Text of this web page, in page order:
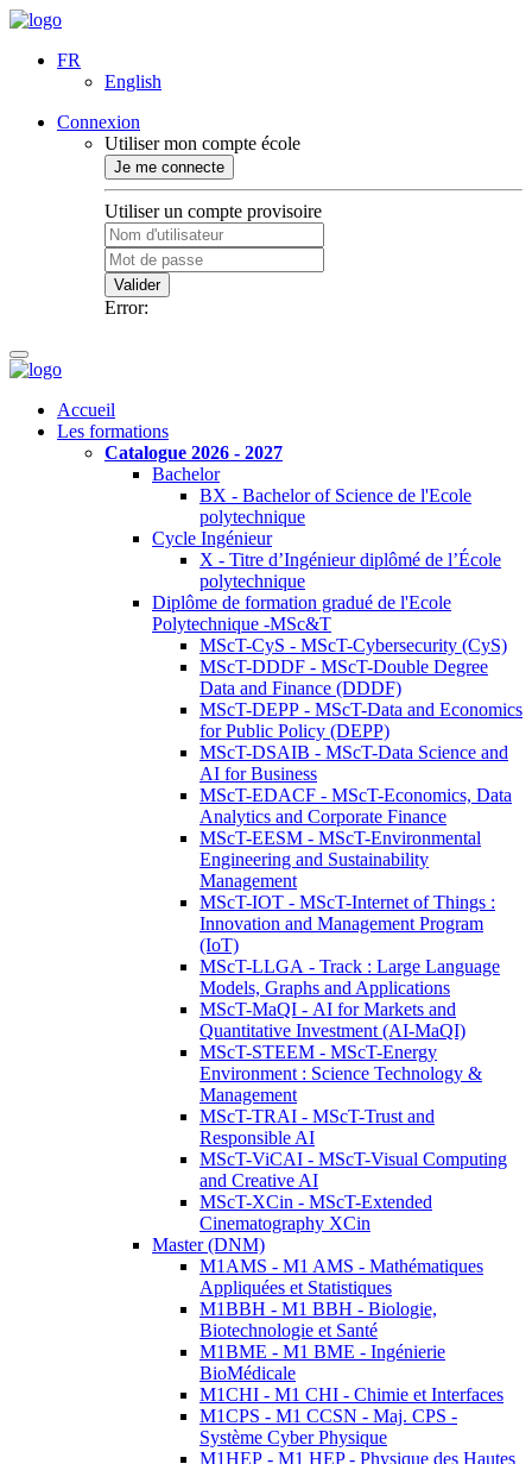
FR
English
Connexion
Utiliser mon compte école
Je me connecte
Utiliser un compte provisoire
Valider
Error:
Accueil
Les formations
Catalogue 2026 - 2027
Bachelor
BX - Bachelor of Science de l'Ecole
polytechnique
Cycle Ingénieur
X - Titre d’Ingénieur diplômé de l’École
polytechnique
Diplôme de formation gradué de l'Ecole
Polytechnique -MSc&T
MScT-CyS - MScT-Cybersecurity (CyS)
MScT-DDDF - MScT-Double Degree
Data and Finance (DDDF)
MScT-DEPP - MScT-Data and Economics
for Public Policy (DEPP)
MScT-DSAIB - MScT-Data Science and
AI for Business
MScT-EDACF - MScT-Economics, Data
Analytics and Corporate Finance
MScT-EESM - MScT-Environmental
Engineering and Sustainability
Management
MScT-IOT - MScT-Internet of Things :
Innovation and Management Program
(IoT)
MScT-LLGA - Track : Large Language
Models, Graphs and Applications
MScT-MaQI - AI for Markets and
Quantitative Investment (AI-MaQI)
MScT-STEEM - MScT-Energy
Environment : Science Technology &
Management
MScT-TRAI - MScT-Trust and
Responsible AI
MScT-ViCAI - MScT-Visual Computing
and Creative AI
MScT-XCin - MScT-Extended
Cinematography XCin
Master (DNM)
M1AMS - M1 AMS - Mathématiques
Appliquées et Statistiques
M1BBH - M1 BBH - Biologie,
Biotechnologie et Santé
M1BME - M1 BME - Ingénierie
BioMédicale
M1CHI - M1 CHI - Chimie et Interfaces
M1CPS - M1 CCSN - Maj. CPS -
Système Cyber Physique
M1HEP - M1 HEP - Physique des Hautes